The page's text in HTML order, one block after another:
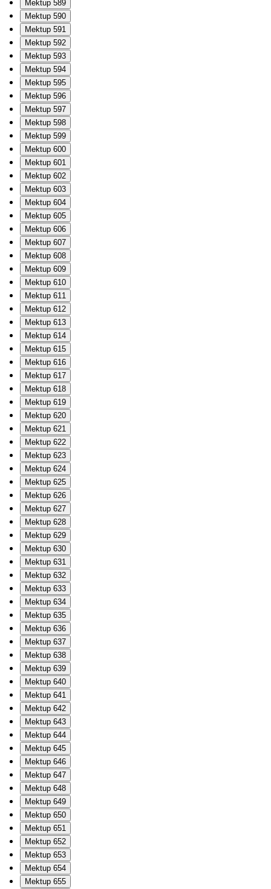
Mektup 589
Mektup 590
Mektup 591
Mektup 592
Mektup 593
Mektup 594
Mektup 595
Mektup 596
Mektup 597
Mektup 598
Mektup 599
Mektup 600
Mektup 601
Mektup 602
Mektup 603
Mektup 604
Mektup 605
Mektup 606
Mektup 607
Mektup 608
Mektup 609
Mektup 610
Mektup 611
Mektup 612
Mektup 613
Mektup 614
Mektup 615
Mektup 616
Mektup 617
Mektup 618
Mektup 619
Mektup 620
Mektup 621
Mektup 622
Mektup 623
Mektup 624
Mektup 625
Mektup 626
Mektup 627
Mektup 628
Mektup 629
Mektup 630
Mektup 631
Mektup 632
Mektup 633
Mektup 634
Mektup 635
Mektup 636
Mektup 637
Mektup 638
Mektup 639
Mektup 640
Mektup 641
Mektup 642
Mektup 643
Mektup 644
Mektup 645
Mektup 646
Mektup 647
Mektup 648
Mektup 649
Mektup 650
Mektup 651
Mektup 652
Mektup 653
Mektup 654
Mektup 655